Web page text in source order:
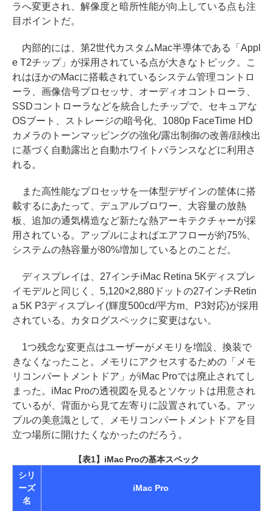
ラへ変更され、解像度と暗所性能が向上している点も注
目ポイントだ。
内部的には、第2世代カスタムMac半導体である「Appl
e T2チップ」が採用されている点が大きなトピック。こ
れはほかのMacに搭載されているシステム管理コントロ
ーラ、画像信号プロセッサ、オーディオコントローラ、
SSDコントローラなどを統合したチップで、セキュアな
OSブート、ストレージの暗号化、1080p FaceTime HD
カメラのトーンマッピングの強化/露出制御の改善/顔検出
に基づく自動露出と自動ホワイトバランスなどに利用さ
れる。
また高性能なプロセッサを一体型デザインの筐体に搭
載するにあたって、デュアルブロワー、大容量の放熱
板、追加の通気構造など新たな熱アーキテクチャーが採
用されている。アップルによればエアフローが約75%、
システムの熱容量が80%増加しているとのことだ。
ディスプレイは、27インチiMac Retina 5Kディスプレ
イモデルと同じく、5,120×2,880ドットの27インチRetin
a 5K P3ディスプレイ(輝度500cd/平方m、P3対応)が採用
されている。カタログスペックに変更はない。
1つ残念な変更点はユーザーがメモリを増設、換装で
きなくなったこと。メモリにアクセスするための「メモ
リコンパートメントドア」がiMac Proでは廃止されてし
まった。iMac Proの透視図を見るとソケットは用意され
ているが、背面から見て左寄りに設置されている。アッ
プルの美意識として、メモリコンパートメントドアを目
立つ場所に開けたくなかったのだろう。
【表1】iMac Proの基本スペック
シリ
ーズ
名
iMac Pro